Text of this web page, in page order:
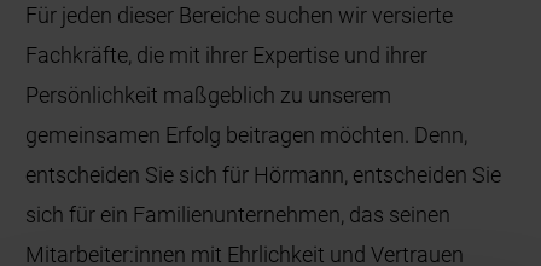
Für jeden dieser Bereiche suchen wir versierte
Fachkräfte, die mit ihrer Expertise und ihrer
Persönlichkeit maßgeblich zu unserem
gemeinsamen Erfolg beitragen möchten. Denn,
entscheiden Sie sich für Hörmann, entscheiden Sie
sich für ein Familienunternehmen, das seinen
Mitarbeiter:innen mit Ehrlichkeit und Vertrauen